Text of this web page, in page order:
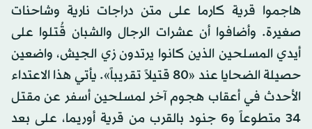
هاجموا قرية كارما على متن دراجات نارية وشاحنات
صغيرة. وأضافوا أن عشرات الرجال والشبان قُتلوا على
أيدي المسلحين الذين كانوا يرتدون زي الجيش، واضعين
حصيلة الضحايا عند «80 قتيلاً تقريباً». يأتي هذا الاعتداء
الأحدث في أعقاب هجوم آخر لمسلحين أسفر عن مقتل
34 متطوعاً و6 جنود بالقرب من قرية أوريما، على بعد